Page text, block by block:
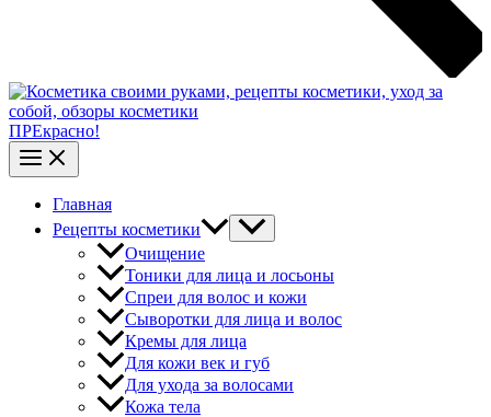
ПРЕкрасно!
Главная
Рецепты косметики
Очищение
Тоники для лица и лосьоны
Спреи для волос и кожи
Сыворотки для лица и волос
Кремы для лица
Для кожи век и губ
Для ухода за волосами
Кожа тела